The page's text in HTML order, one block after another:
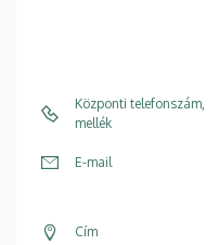
Központi telefonszám,
mellék
E-mail
Cím